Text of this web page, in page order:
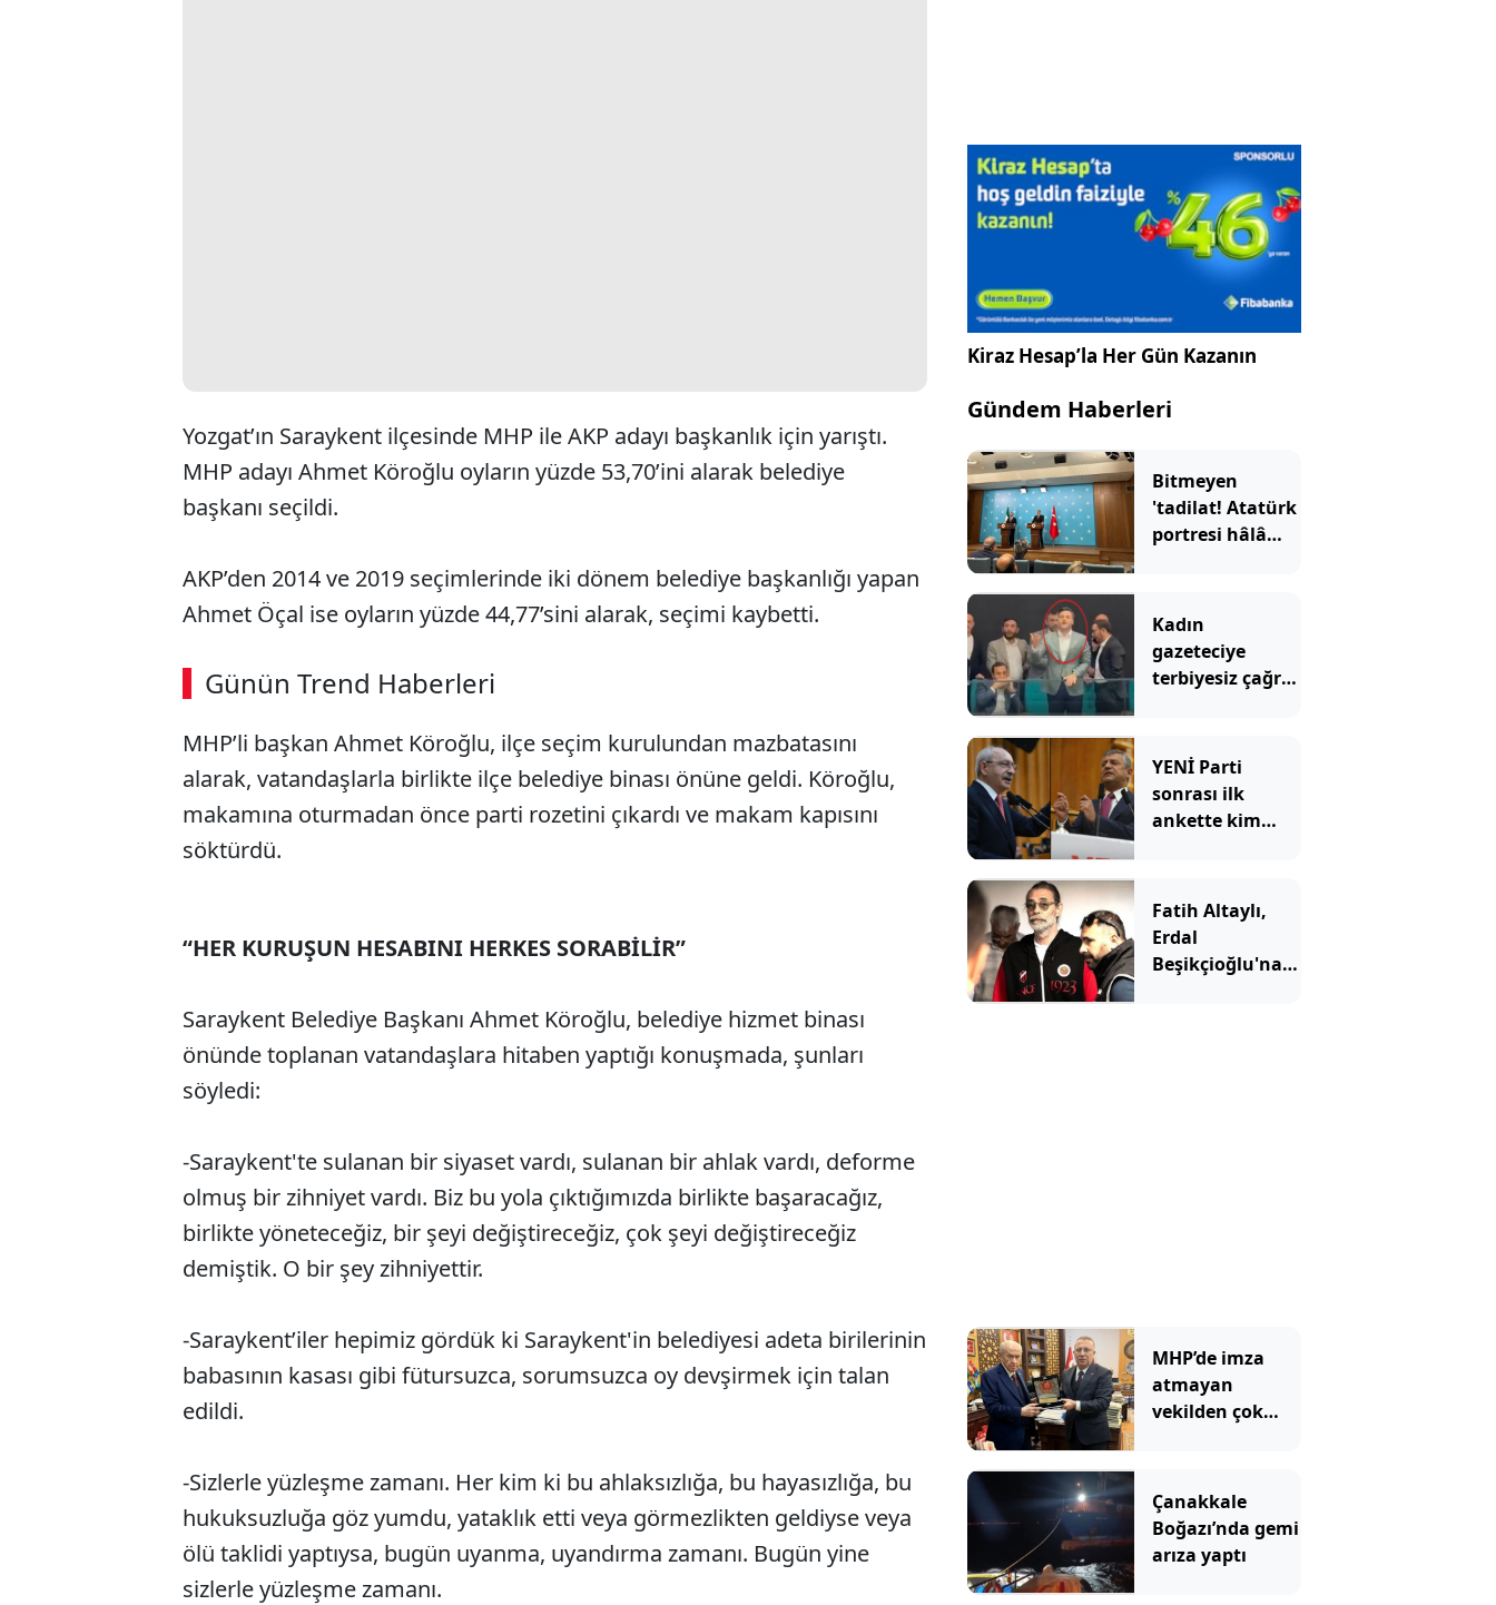
Yozgat’ın Saraykent ilçesinde MHP ile AKP adayı başkanlık için yarıştı.
MHP adayı Ahmet Köroğlu oyların yüzde 53,70’ini alarak belediye
başkanı seçildi.
AKP’den 2014 ve 2019 seçimlerinde iki dönem belediye başkanlığı yapan
Ahmet Öçal ise oyların yüzde 44,77’sini alarak, seçimi kaybetti.
Günün Trend Haberleri
00:02 / 09:08
MHP’li başkan Ahmet Köroğlu, ilçe seçim kurulundan mazbatasını
alarak, vatandaşlarla birlikte ilçe belediye binası önüne geldi. Köroğlu,
makamına oturmadan önce parti rozetini çıkardı ve makam kapısını
söktürdü.
“HER KURUŞUN HESABINI HERKES SORABİLİR”
Saraykent Belediye Başkanı Ahmet Köroğlu, belediye hizmet binası
önünde toplanan vatandaşlara hitaben yaptığı konuşmada, şunları
söyledi:
-Saraykent'te sulanan bir siyaset vardı, sulanan bir ahlak vardı, deforme
olmuş bir zihniyet vardı. Biz bu yola çıktığımızda birlikte başaracağız,
birlikte yöneteceğiz, bir şeyi değiştireceğiz, çok şeyi değiştireceğiz
demiştik. O bir şey zihniyettir.
-Saraykent’iler hepimiz gördük ki Saraykent'in belediyesi adeta birilerinin
babasının kasası gibi fütursuzca, sorumsuzca oy devşirmek için talan
edildi.
-Sizlerle yüzleşme zamanı. Her kim ki bu ahlaksızlığa, bu hayasızlığa, bu
hukuksuzluğa göz yumdu, yataklık etti veya görmezlikten geldiyse veya
ölü taklidi yaptıysa, bugün uyanma, uyandırma zamanı. Bugün yine
sizlerle yüzleşme zamanı.
Kiraz Hesap’la Her Gün Kazanın
Gündem Haberleri
Bitmeyen
'tadilat! Atatürk
portresi hâlâ
Kadın
gazeteciye
terbiyesiz çağrı:
YENİ Parti
sonrası ilk
ankette kim
Fatih Altaylı,
Erdal
Beşikçioğlu'na
MHP’de imza
atmayan
vekilden çok
canım var
Çanakkale
Boğazı’nda gemi
arıza yaptı